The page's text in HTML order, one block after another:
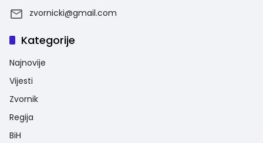
zvornicki@gmail.com
Kategorije
Najnovije
Vijesti
Zvornik
Regija
BiH